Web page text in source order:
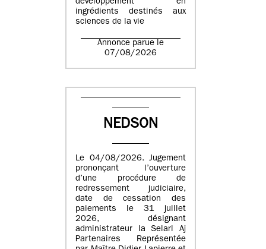
développement en
ingrédients destinés aux
sciences de la vie
Annonce parue le
07/08/2026
NEDSON
Le 04/08/2026. Jugement
prononçant l’ouverture
d’une procédure de
redressement judiciaire,
date de cessation des
paiements le 31 juillet
2026, désignant
administrateur la Selarl Aj
Partenaires Représentée